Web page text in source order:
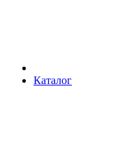
Каталог